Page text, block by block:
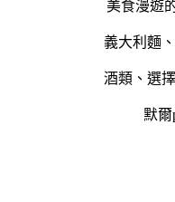
美食漫遊
義大利麵
酒類 、選
默爾